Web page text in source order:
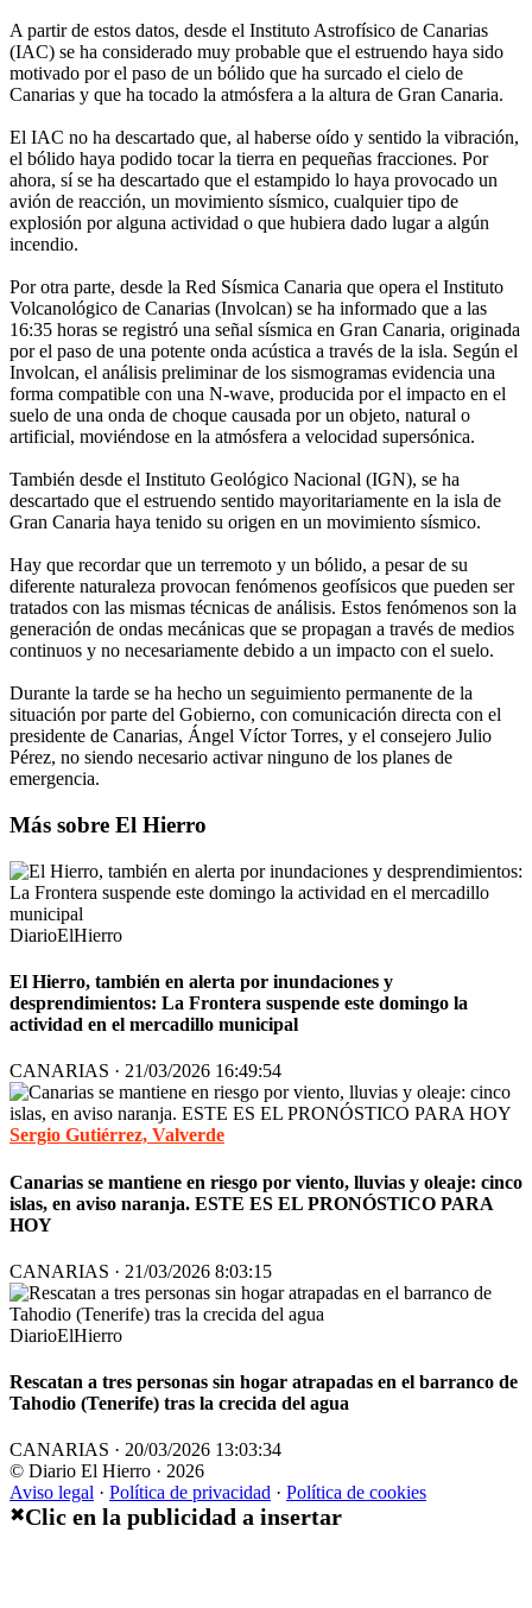
A partir de estos datos, desde el Instituto Astrofísico de Canarias
(IAC) se ha considerado muy probable que el estruendo haya sido
motivado por el paso de un bólido que ha surcado el cielo de
Canarias y que ha tocado la atmósfera a la altura de Gran Canaria.
El IAC no ha descartado que, al haberse oído y sentido la vibración,
el bólido haya podido tocar la tierra en pequeñas fracciones. Por
ahora, sí se ha descartado que el estampido lo haya provocado un
avión de reacción, un movimiento sísmico, cualquier tipo de
explosión por alguna actividad o que hubiera dado lugar a algún
incendio.
Por otra parte, desde la Red Sísmica Canaria que opera el Instituto
Volcanológico de Canarias (Involcan) se ha informado que a las
16:35 horas se registró una señal sísmica en Gran Canaria, originada
por el paso de una potente onda acústica a través de la isla. Según el
Involcan, el análisis preliminar de los sismogramas evidencia una
forma compatible con una N-wave, producida por el impacto en el
suelo de una onda de choque causada por un objeto, natural o
artificial, moviéndose en la atmósfera a velocidad supersónica.
También desde el Instituto Geológico Nacional (IGN), se ha
descartado que el estruendo sentido mayoritariamente en la isla de
Gran Canaria haya tenido su origen en un movimiento sísmico.
Hay que recordar que un terremoto y un bólido, a pesar de su
diferente naturaleza provocan fenómenos geofísicos que pueden ser
tratados con las mismas técnicas de análisis. Estos fenómenos son la
generación de ondas mecánicas que se propagan a través de medios
continuos y no necesariamente debido a un impacto con el suelo.
Durante la tarde se ha hecho un seguimiento permanente de la
situación por parte del Gobierno, con comunicación directa con el
presidente de Canarias, Ángel Víctor Torres, y el consejero Julio
Pérez, no siendo necesario activar ninguno de los planes de
emergencia.
Más sobre El Hierro
DiarioElHierro
El Hierro, también en alerta por inundaciones y
desprendimientos: La Frontera suspende este domingo la
actividad en el mercadillo municipal
CANARIAS · 21/03/2026 16:49:54
Sergio Gutiérrez, Valverde
Canarias se mantiene en riesgo por viento, lluvias y oleaje: cinco
islas, en aviso naranja. ESTE ES EL PRONÓSTICO PARA
HOY
CANARIAS · 21/03/2026 8:03:15
DiarioElHierro
Rescatan a tres personas sin hogar atrapadas en el barranco de
Tahodio (Tenerife) tras la crecida del agua
CANARIAS · 20/03/2026 13:03:34
© Diario El Hierro · 2026
Aviso legal · Política de privacidad · Política de cookies
✖Clic en la publicidad a insertar